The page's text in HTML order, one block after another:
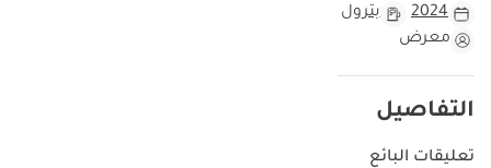
2024
بترول
معرض
التفاصيل
تعليقات البائع